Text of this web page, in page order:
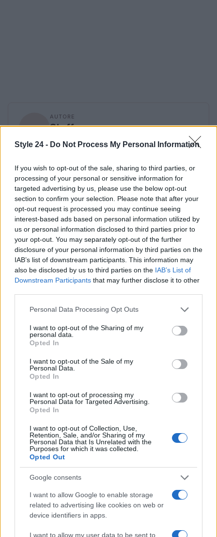
Style 24 - Do Not Process My Personal Information
If you wish to opt-out of the sale, sharing to third parties, or
processing of your personal or sensitive information for
targeted advertising by us, please use the below opt-out
section to confirm your selection. Please note that after your
opt-out request is processed you may continue seeing
interest-based ads based on personal information utilized by
us or personal information disclosed to third parties prior to
your opt-out. You may separately opt-out of the further
disclosure of your personal information by third parties on the
IAB’s list of downstream participants. This information may
also be disclosed by us to third parties on the IAB’s List of
Downstream Participants that may further disclose it to other
Please note that this website/app uses one or more Google
not limited to your visit or usage behaviour. You may click to
grant or deny consent to Google and its third-party tags to
use your data for below specified purposes in below Google
consent section.
Personal Data Processing Opt Outs
I want to opt-out of the Sharing of my
personal data.
Opted In
I want to opt-out of the Sale of my
Personal Data.
Opted In
I want to opt-out of processing my
Personal Data for Targeted Advertising.
Opted In
I want to opt-out of Collection, Use,
Retention, Sale, and/or Sharing of my
Personal Data that Is Unrelated with the
Purposes for which it was collected.
Opted Out
Google consents
I want to allow Google to enable storage
related to advertising like cookies on web or
device identifiers in apps.
I want to allow my user data to be sent to
AUTORE
Staff
Continua a leggere
LIFESTYLE